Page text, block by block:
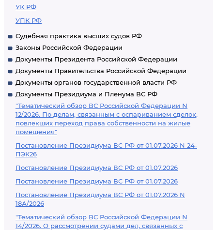
УК РФ
УПК РФ
Судебная практика высших судов РФ
Законы Российской Федерации
Документы Президента Российской Федерации
Документы Правительства Российской Федерации
Документы органов государственной власти РФ
Документы Президиума и Пленума ВС РФ
"Тематический обзор ВС Российской Федерации N
12/2026. По делам, связанным с оспариванием сделок,
повлекших переход права собственности на жилые
помещения"
Постановление Президиума ВС РФ от 01.07.2026 N 24-
ПЭК26
Постановление Президиума ВС РФ от 01.07.2026
Постановление Президиума ВС РФ от 01.07.2026
Постановление Президиума ВС РФ от 01.07.2026 N
18А/2026
"Тематический обзор ВС Российской Федерации N
14/2026. О рассмотрении судами дел, связанных с